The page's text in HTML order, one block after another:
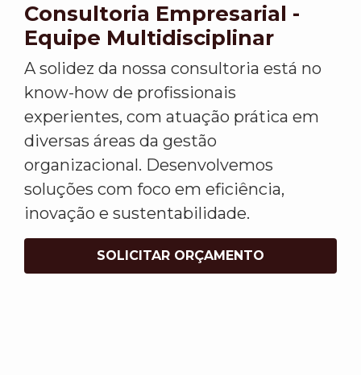
Consultoria Empresarial -
Equipe Multidisciplinar
A solidez da nossa consultoria está no
know-how de profissionais
experientes, com atuação prática em
diversas áreas da gestão
organizacional. Desenvolvemos
soluções com foco em eficiência,
inovação e sustentabilidade.
SOLICITAR ORÇAMENTO